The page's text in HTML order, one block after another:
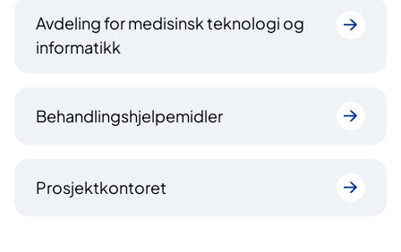
Avdeling for medisinsk teknologi og
informatikk
Behandlingshjelpemidler
Prosjektkontoret